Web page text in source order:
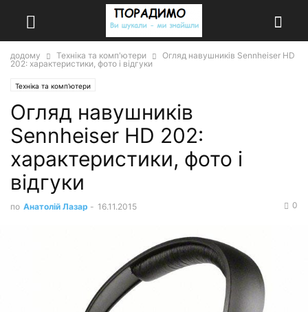
додому Техніка та комп'ютери
Огляд навушників Sennheiser HD
202: характеристики, фото і відгуки
Техніка та комп'ютери
Огляд навушників
Sennheiser HD 202:
характеристики, фото і
відгуки
по Анатолій Лазар - 16.11.2015 0